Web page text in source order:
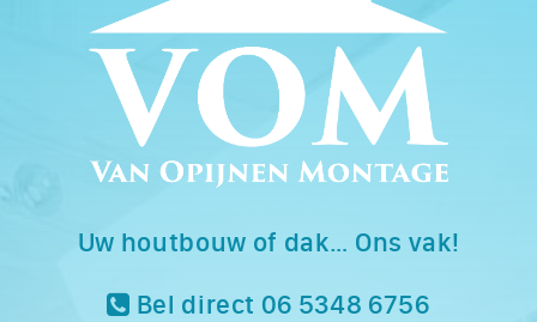
Uw houtbouw of dak… Ons vak!
Bel direct 06 5348 6756
FOTO’S
REFERENTIES